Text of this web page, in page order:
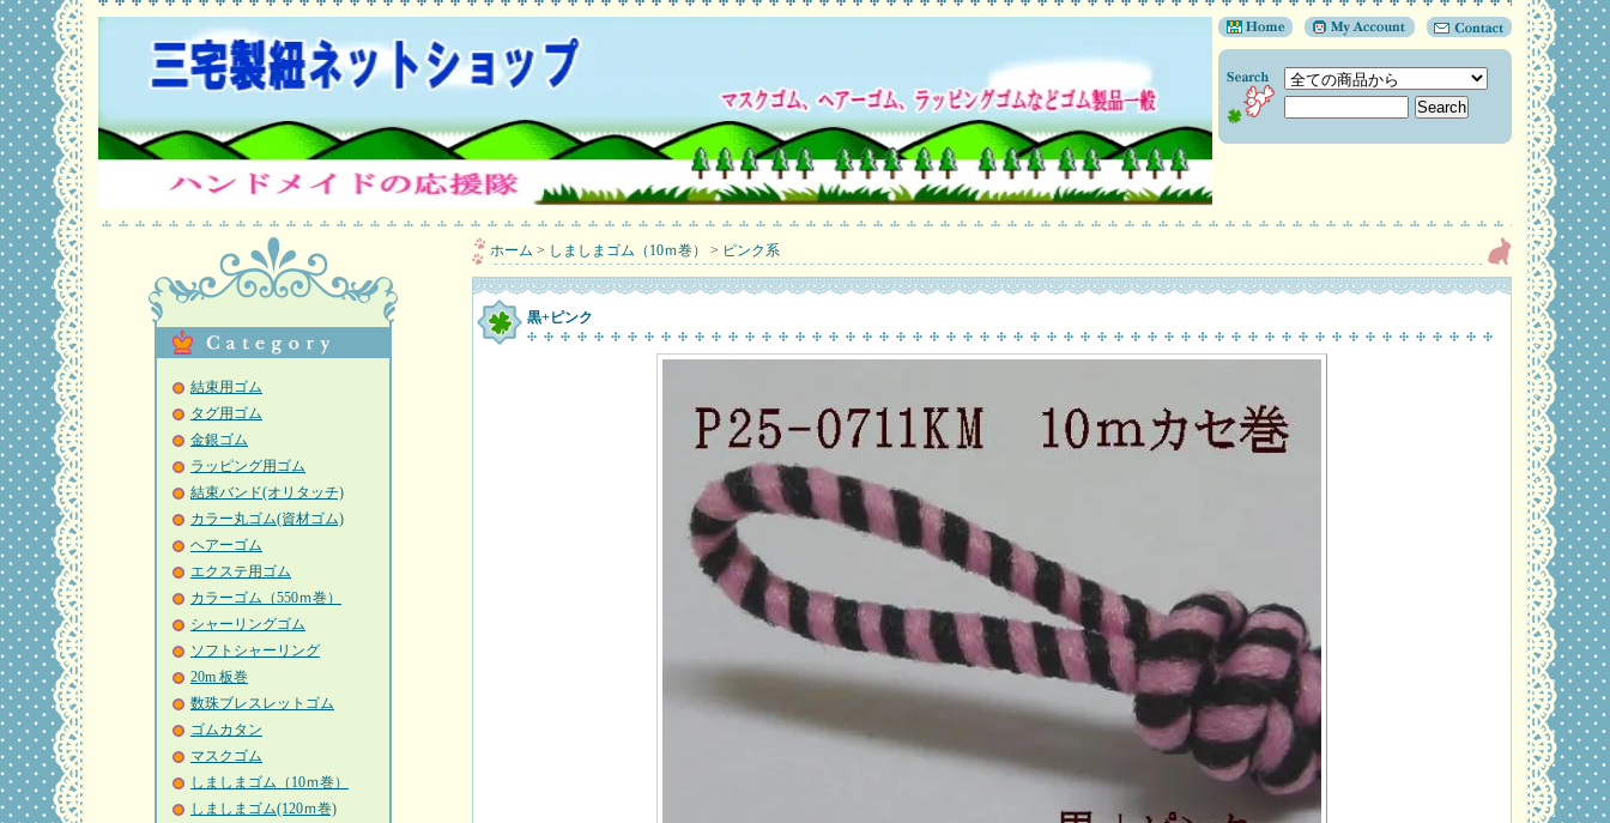
結束用ゴム
タグ用ゴム
金銀ゴム
ラッピング用ゴム
結束バンド(オリタッチ)
カラー丸ゴム(資材ゴム)
ヘアーゴム
エクステ用ゴム
カラーゴム（550ｍ巻）
シャーリングゴム
ソフトシャーリング
20m 板巻
数珠ブレスレットゴム
ゴムカタン
マスクゴム
しましまゴム（10ｍ巻）
しましまゴム(120ｍ巻)
ホーム > しましまゴム（10ｍ巻） > ピンク系
黒+ピンク